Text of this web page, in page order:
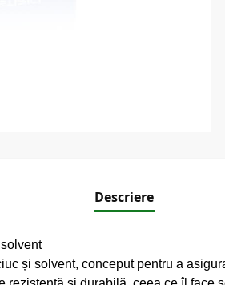
Descriere
și solvent, conceput pentru a